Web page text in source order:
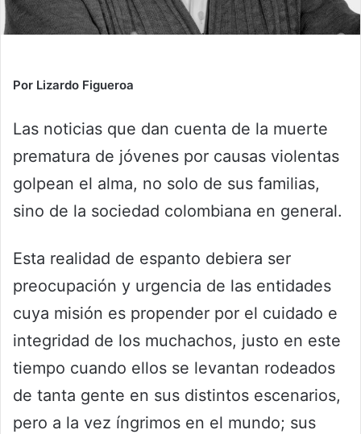
Por Lizardo Figueroa
Las noticias que dan cuenta de la muerte
prematura de jóvenes por causas violentas
golpean el alma, no solo de sus familias,
sino de la sociedad colombiana en general.
Esta realidad de espanto debiera ser
preocupación y urgencia de las entidades
cuya misión es propender por el cuidado e
integridad de los muchachos, justo en este
tiempo cuando ellos se levantan rodeados
de tanta gente en sus distintos escenarios,
pero a la vez íngrimos en el mundo; sus